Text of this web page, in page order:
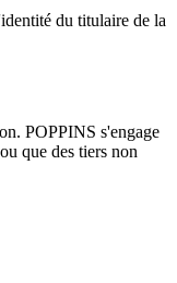
du titulaire de la
POPPINS s'engage
que des tiers non